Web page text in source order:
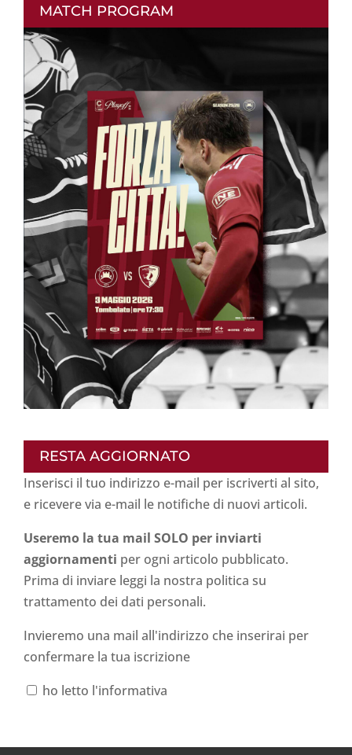
MATCH PROGRAM
RESTA AGGIORNATO
Inserisci il tuo indirizzo e-mail per iscriverti al sito,
e ricevere via e-mail le notifiche di nuovi articoli.
Useremo la tua mail SOLO per inviarti
aggiornamenti per ogni articolo pubblicato.
Prima di inviare leggi la nostra politica su
trattamento dei dati personali.
Invieremo una mail all'indirizzo che inserirai per
confermare la tua iscrizione
ho letto l'informativa